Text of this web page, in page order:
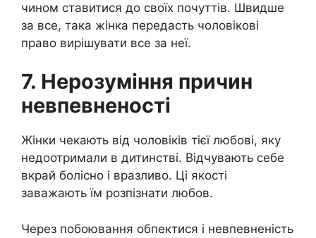
чином ставитися до своїх почуттів. Швидше
за все, така жінка передасть чоловікові
право вирішувати все за неї.
7. Нерозуміння причин
невпевненості
Жінки чекають від чоловіків тієї любові, яку
недоотримали в дитинстві. Відчувають себе
вкрай болісно і вразливо. Ці якості
заважають їм розпізнати любов.
Через побоювання обпектися і невпевненість